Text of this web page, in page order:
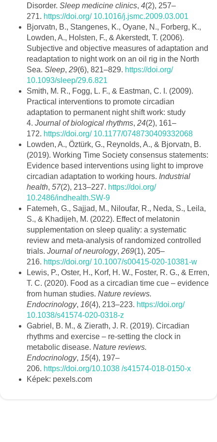
Disorder. Sleep medicine clinics, 4(2), 257–
271. https://doi.org/ 10.1016/j.jsmc.2009.03.001
Bjorvatn, B., Stangenes, K., Oyane, N., Forberg, K.,
Lowden, A., Holsten, F., & Akerstedt, T. (2006).
Subjective and objective measures of adaptation and
readaptation to night work on an oil rig in the North
Sea. Sleep, 29(6), 821–829. https://doi.org/
10.1093/sleep/29.6.821
Smith, M. R., Fogg, L. F., & Eastman, C. I. (2009).
Practical interventions to promote circadian
adaptation to permanent night shift work: study
4. Journal of biological rhythms, 24(2), 161–
172. https://doi.org/ 10.1177/0748730409332068
Lowden, A., Öztürk, G., Reynolds, A., & Bjorvatn, B.
(2019). Working Time Society consensus statements:
Evidence based interventions using light to improve
circadian adaptation to working hours. Industrial
health, 57(2), 213–227. https://doi.org/
10.2486/indhealth.SW-9
Fatemeh, G., Sajjad, M., Niloufar, R., Neda, S., Leila,
S., & Khadijeh, M. (2022). Effect of melatonin
supplementation on sleep quality: a systematic
review and meta-analysis of randomized controlled
trials. Journal of neurology, 269(1), 205–
216. https://doi.org/ 10.1007/s00415-020-10381-w
Lewis, P., Oster, H., Korf, H. W., Foster, R. G., & Erren,
T. C. (2020). Food as a circadian time cue – evidence
from human studies. Nature reviews.
Endocrinology, 16(4), 213–223. https://doi.org/
10.1038/s41574-020-0318-z
Gabriel, B. M., & Zierath, J. R. (2019). Circadian
rhythms and exercise – re-setting the clock in
metabolic disease. Nature reviews.
Endocrinology, 15(4), 197–
206. https://doi.org/10.1038 /s41574-018-0150-x
Képek: pexels.com